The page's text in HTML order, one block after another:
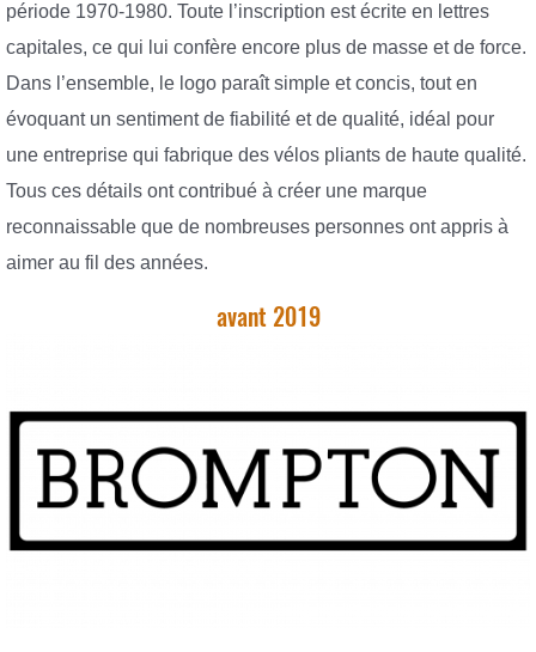
période 1970-1980. Toute l’inscription est écrite en lettres
capitales, ce qui lui confère encore plus de masse et de force.
Dans l’ensemble, le logo paraît simple et concis, tout en
évoquant un sentiment de fiabilité et de qualité, idéal pour
une entreprise qui fabrique des vélos pliants de haute qualité.
Tous ces détails ont contribué à créer une marque
reconnaissable que de nombreuses personnes ont appris à
aimer au fil des années.
avant 2019